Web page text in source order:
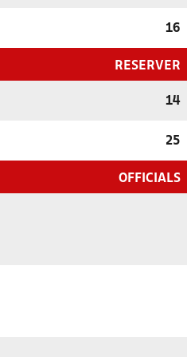
16
RESERVER
14
25
OFFICIALS